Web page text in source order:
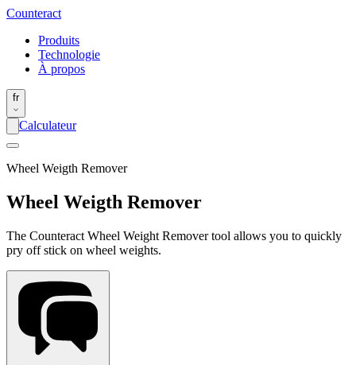
Counteract
Produits
Technologie
À propos
fr
Calculateur
Wheel Weigth Remover
Wheel Weigth Remover
The Counteract Wheel Weight Remover tool allows you to quickly
pry off stick on wheel weights.